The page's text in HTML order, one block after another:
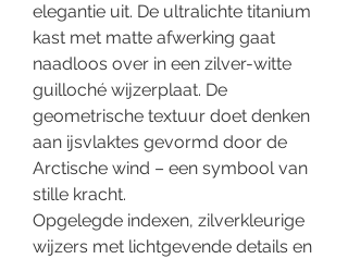
elegantie uit. De ultralichte titanium
kast met matte afwerking gaat
naadloos over in een zilver-witte
guilloché wijzerplaat. De
geometrische textuur doet denken
aan ijsvlaktes gevormd door de
Arctische wind – een symbool van
stille kracht.
Opgelegde indexen, zilverkleurige
wijzers met lichtgevende details en